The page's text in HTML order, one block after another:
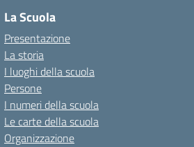
La Scuola
Presentazione
La storia
I luoghi della scuola
Persone
I numeri della scuola
Le carte della scuola
Organizzazione